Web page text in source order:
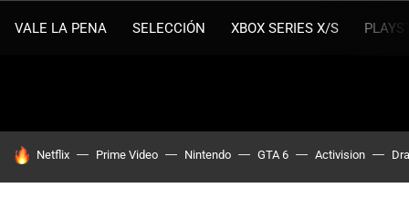
VALE LA PENA SELECCIÓN XBOX SERIES X/S
HOY SE HABLA DE
Netflix Prime Video Nintendo GTA 6 Activision